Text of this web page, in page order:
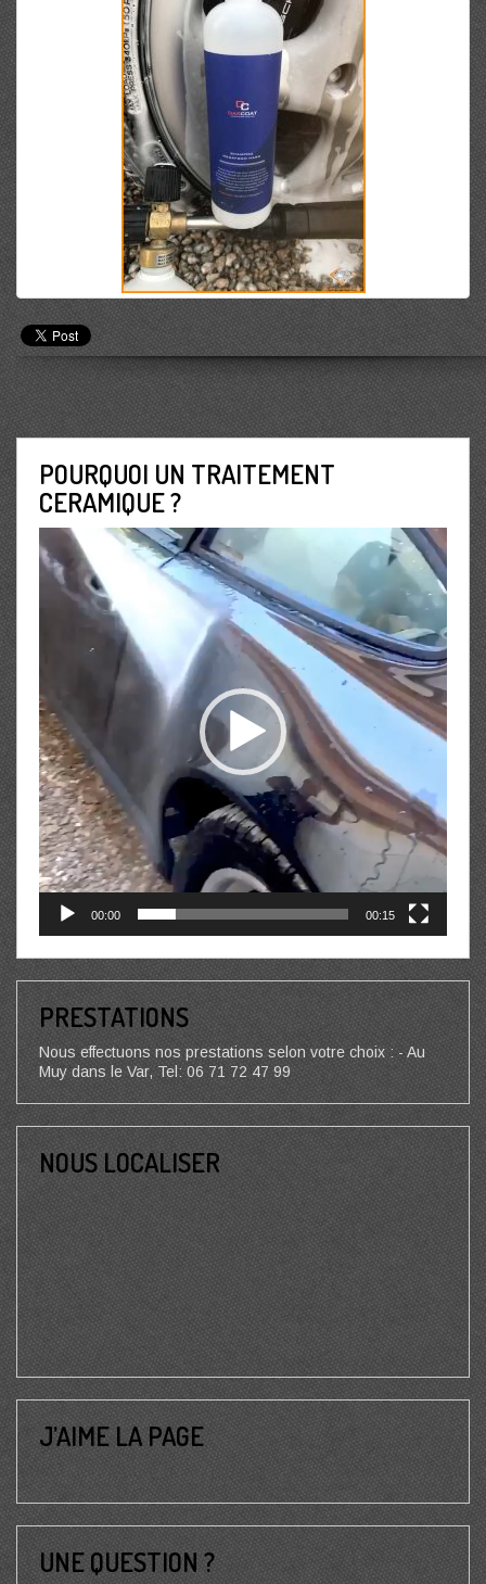
POURQUOI UN TRAITEMENT
CERAMIQUE ?
Lecteur
vidéo
00:00 00:15
PRESTATIONS
Nous effectuons nos prestations selon votre choix : - Au
Muy dans le Var, Tel: 06 71 72 47 99
NOUS LOCALISER
J’AIME LA PAGE
UNE QUESTION ?